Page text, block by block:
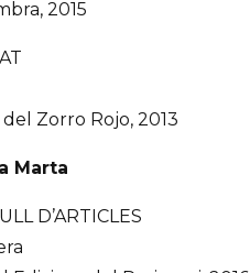
2015
Zorro Rojo, 2013
Marta
D’ARTICLES